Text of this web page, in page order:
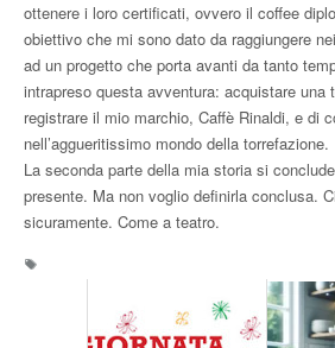
ottenere i loro certificati, ovvero il coffee
obiettivo che mi sono dato da raggiungere
ad un progetto che porta avanti da tanto
intrapreso questa avventura: acquistare una
registrare il mio marchio, Caffè Rinaldi, e di
nell’aggueritissimo mondo della torrefazione.
La seconda parte della mia storia si
presente. Ma non voglio definirla conclusa.
sicuramente. Come a teatro.